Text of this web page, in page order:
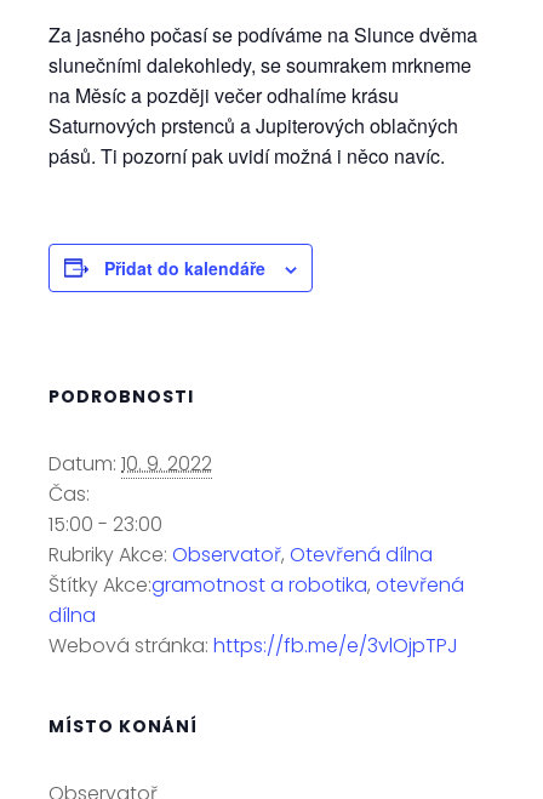
Za jasného počasí se podíváme na Slunce dvěma
slunečními dalekohledy, se soumrakem mrkneme
na Měsíc a později večer odhalíme krásu
Saturnových prstenců a Jupiterových oblačných
pásů. Ti pozorní pak uvidí možná i něco navíc.
Přidat do kalendáře
PODROBNOSTI
Datum: 10. 9. 2022
Čas:
15:00 - 23:00
Rubriky Akce: Observatoř, Otevřená dílna
Štítky Akce:gramotnost a robotika, otevřená
dílna
Webová stránka: https://fb.me/e/3vlOjpTPJ
MÍSTO KONÁNÍ
Observatoř